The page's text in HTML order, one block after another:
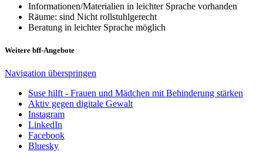
Informationen/Materialien in leichter Sprache vorhanden
Räume: sind Nicht rollstuhlgerecht
Beratung in leichter Sprache möglich
Weitere bff-Angebote
Navigation überspringen
Suse hilft - Frauen und Mädchen mit Behinderung stärken
Aktiv gegen digitale Gewalt
Instagram
LinkedIn
Facebook
Bluesky